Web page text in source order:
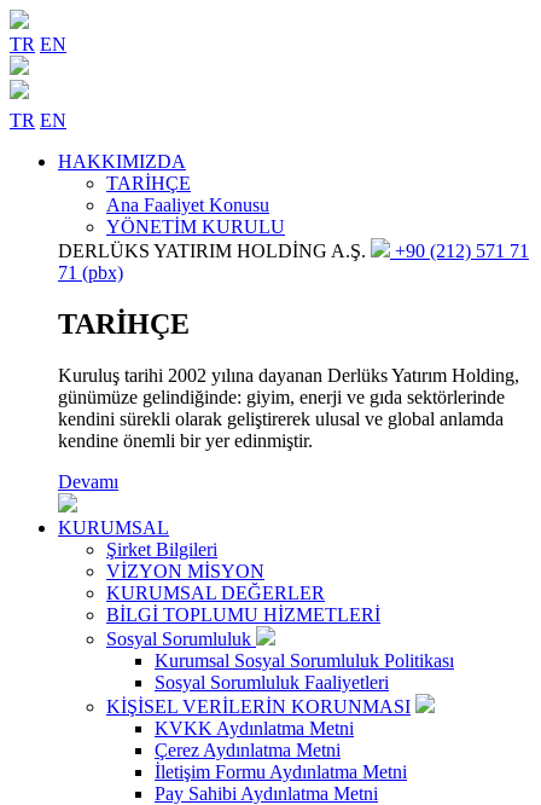
TR EN
TR EN
HAKKIMIZDA
TARİHÇE
Ana Faaliyet Konusu
YÖNETİM KURULU
DERLÜKS YATIRIM HOLDİNG A.Ş.
+90 (212) 571 71
71 (pbx)
TARİHÇE
Kuruluş tarihi 2002 yılına dayanan Derlüks Yatırım Holding,
günümüze gelindiğinde: giyim, enerji ve gıda sektörlerinde
kendini sürekli olarak geliştirerek ulusal ve global anlamda
kendine önemli bir yer edinmiştir.
Devamı
KURUMSAL
Şirket Bilgileri
VİZYON MİSYON
KURUMSAL DEĞERLER
BİLGİ TOPLUMU HİZMETLERİ
Sosyal Sorumluluk
Kurumsal Sosyal Sorumluluk Politikası
Sosyal Sorumluluk Faaliyetleri
KİŞİSEL VERİLERİN KORUNMASI
KVKK Aydınlatma Metni
Çerez Aydınlatma Metni
İletişim Formu Aydınlatma Metni
Pay Sahibi Aydınlatma Metni